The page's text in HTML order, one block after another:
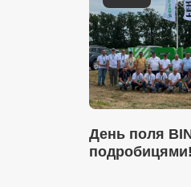
День поля
подробицями!